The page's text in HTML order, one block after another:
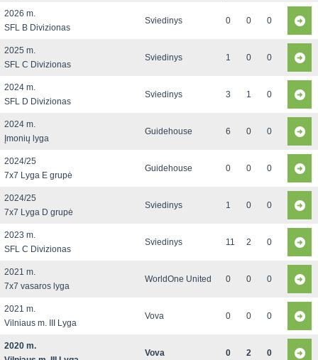
2026 m.
SFL B Divizionas
Sviedinys 0 0 0
2025 m.
SFL C Divizionas
Sviedinys 1 0 0
2024 m.
SFL D Divizionas
Sviedinys 3 1 0
2024 m.
Įmonių lyga
Guidehouse 6 0 0
2024/25
7x7 Lyga E grupė
Guidehouse 0 0 0
2024/25
7x7 Lyga D grupė
Sviedinys 1 0 0
2023 m.
SFL C Divizionas
Sviedinys 11 2 0
2021 m.
7x7 vasaros lyga
WorldOne United 0 0 0
2021 m.
Vilniaus m. III Lyga
Vova 0 0 0
2020 m.
Vova 0 2 0